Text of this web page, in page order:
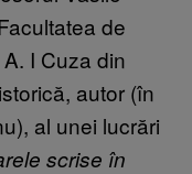
de
I Cuza din
autor (în
al unei lucrări
scrise în